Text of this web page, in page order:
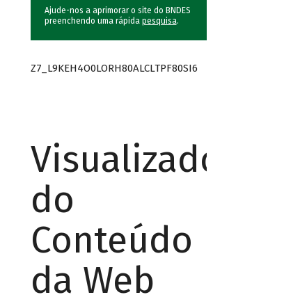
Ajude-nos a aprimorar o site do BNDES
preenchendo uma rápida pesquisa.
Z7_L9KEH4O0LORH80ALCLTPF80SI6
Visualizador
do
Conteúdo
da Web